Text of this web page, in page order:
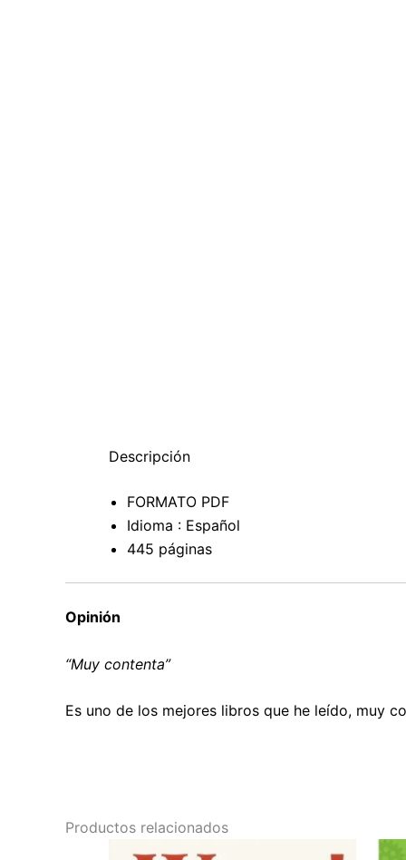
Descripción
FORMATO PDF
Idioma : Español
445 páginas
Opinión
“Muy contenta”
Es uno de los mejores libros que he leído, muy
Productos relacionados